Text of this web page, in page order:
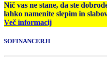
Nič vas ne stane, da ste
lahko namenite slepim in
Več informacij
SOFINANCERJI